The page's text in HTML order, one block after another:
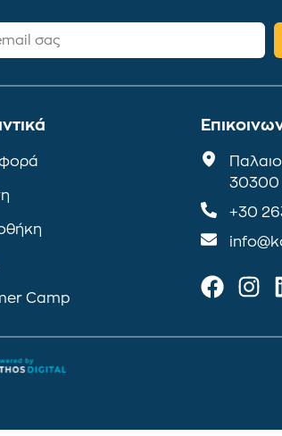
Camp
30300
+30